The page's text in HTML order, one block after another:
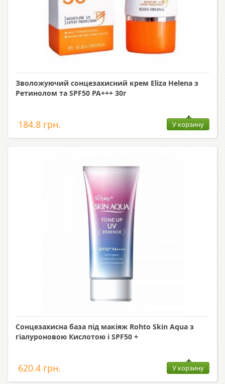
Зволожуючий сонцезахисний крем Eliza Helena з
Ретинолом та SPF50 PA+++ 30г
184.8 грн. У корзину
Сонцезахисна база під макіяж Rohto Skin Aqua з
гіалуроновою Кислотою і SPF50 +
620.4 грн. У корзину